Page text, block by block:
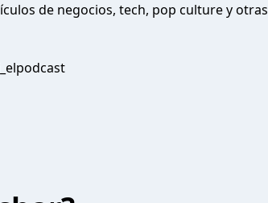
de negocios, tech, pop culture y otras